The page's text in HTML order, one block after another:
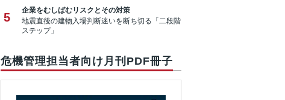
5
企業をむしばむリスクとその対策
地震直後の建物入場判断迷いを断ち切る「二段階
ステップ」
危機管理担当者向け月刊PDF冊子